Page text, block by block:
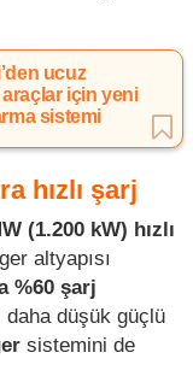
ucuz
için yeni
sistemi
hızlı şarj
(1.200 kW) hızlı
altyapısı
%60 şarj
daha düşük güçlü
sistemini de